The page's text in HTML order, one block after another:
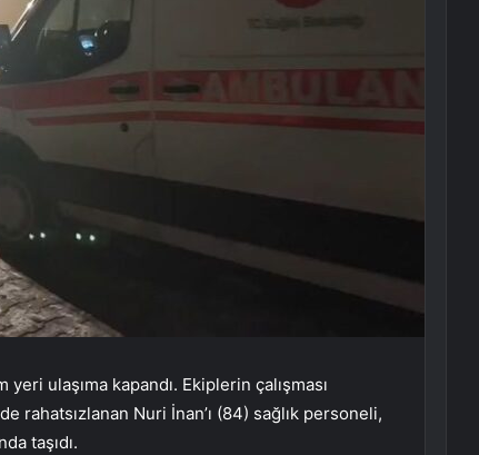
ulaşıma kapandı. Ekiplerin çalışması
Nuri İnan’ı (84) sağlık personeli,
taşıdı.